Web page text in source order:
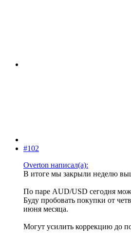
#102
Overton написал(а):
В итоге мы закрыли неделю
По паре AUD/USD сегодня
Буду пробовать покупки от
июня месяца.
Могут усилить коррекцию до